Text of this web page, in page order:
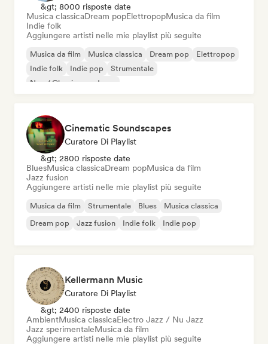
&gt; 8000 risposte date
Musica classicaDream popElettropopMusica da film
Indie folk
Aggiungere artisti nelle mie playlist più seguite
Musica da film Musica classica Dream pop
Elettropop
Indie folk
Indie pop
Strumentale
Neo / Classico moderno
Cinematic Soundscapes
Curatore Di Playlist
&gt; 2800 risposte date
BluesMusica classicaDream popMusica da film
Jazz fusion
Aggiungere artisti nelle mie playlist più seguite
Musica da film Strumentale Blues
Musica classica
Dream pop
Jazz fusion Indie folk Indie pop
Kellermann Music
Curatore Di Playlist
&gt; 2400 risposte date
AmbientMusica classicaElectro Jazz / Nu Jazz
Jazz sperimentaleMusica da film
Aggiungere artisti nelle mie playlist più seguite